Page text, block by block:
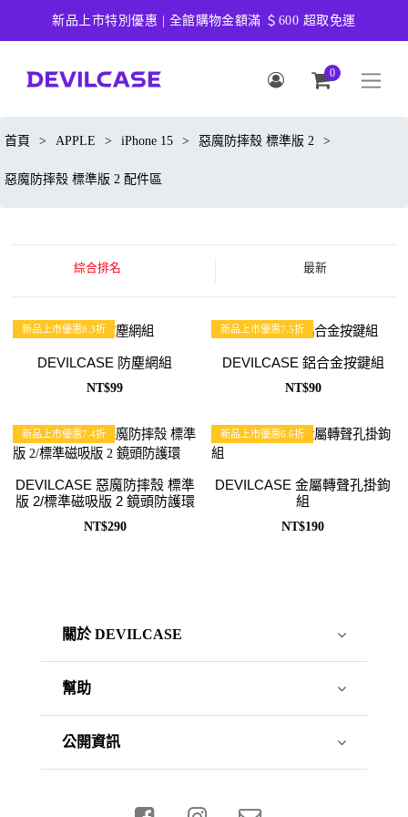
新品上市特別優惠 | 全館購物金額滿 ＄600 超取免運
0
首頁 > APPLE > iPhone 15 > 惡魔防摔殼 標準版 2 >
惡魔防摔殼 標準版 2 配件區
綜合排名 最新
新品上市優惠8.3折
DEVILCASE 防塵網組
NT$99
新品上市優惠7.5折
DEVILCASE 鋁合金按鍵組
NT$90
新品上市優惠7.4折
DEVILCASE 惡魔防摔殼 標準
版 2/標準磁吸版 2 鏡頭防護環
NT$290
新品上市優惠6.6折
DEVILCASE 金屬轉聲孔掛鉤
組
NT$190
關於 DEVILCASE
幫助
公開資訊